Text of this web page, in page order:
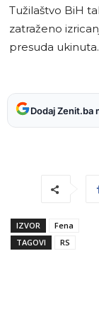
Tužilaštvo BiH
zatraženo
presuda ukinuta.
Dodaj Zenit.ba
IZVOR
Fena
TAGOVI
RS